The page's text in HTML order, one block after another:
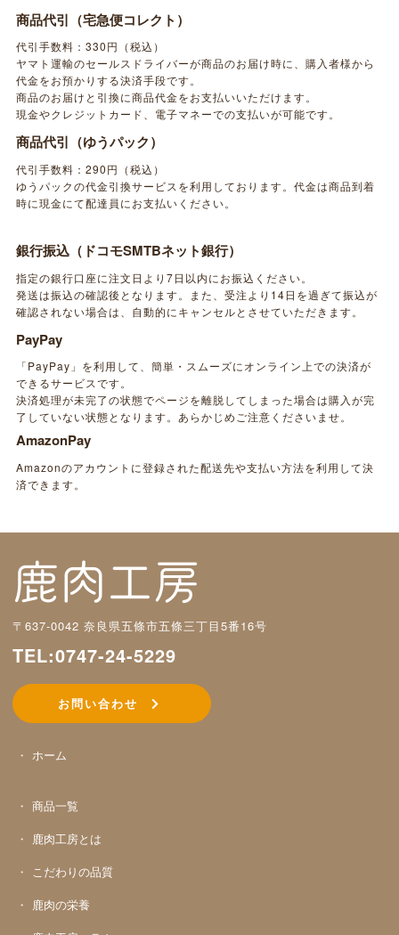
商品代引（宅急便コレクト）
代引手数料：330円（税込）
ヤマト運輸のセールスドライバーが商品のお届け時に、購入者様から
代金をお預かりする決済手段です。
商品のお届けと引換に商品代金をお支払いいただけます。
現金やクレジットカード、電子マネーでの支払いが可能です。
商品代引（ゆうパック）
代引手数料：290円（税込）
ゆうパックの代金引換サービスを利用しております。代金は商品到着
時に現金にて配達員にお支払いください。
銀行振込（ドコモSMTBネット銀行）
指定の銀行口座に注文日より7日以内にお振込ください。
発送は振込の確認後となります。また、受注より14日を過ぎて振込が
確認されない場合は、自動的にキャンセルとさせていただきます。
PayPay
「PayPay」を利用して、簡単・スムーズにオンライン上での決済が
できるサービスです。
決済処理が未完了の状態でページを離脱してしまった場合は購入が完
了していない状態となります。あらかじめご注意くださいませ。
AmazonPay
Amazonのアカウントに登録された配送先や支払い方法を利用して決
済できます。
〒637-0042 奈良県五條市五條三丁目5番16号
TEL:0747-24-5229
お問い合わせ
ホーム
商品一覧
鹿肉工房とは
こだわりの品質
鹿肉の栄養